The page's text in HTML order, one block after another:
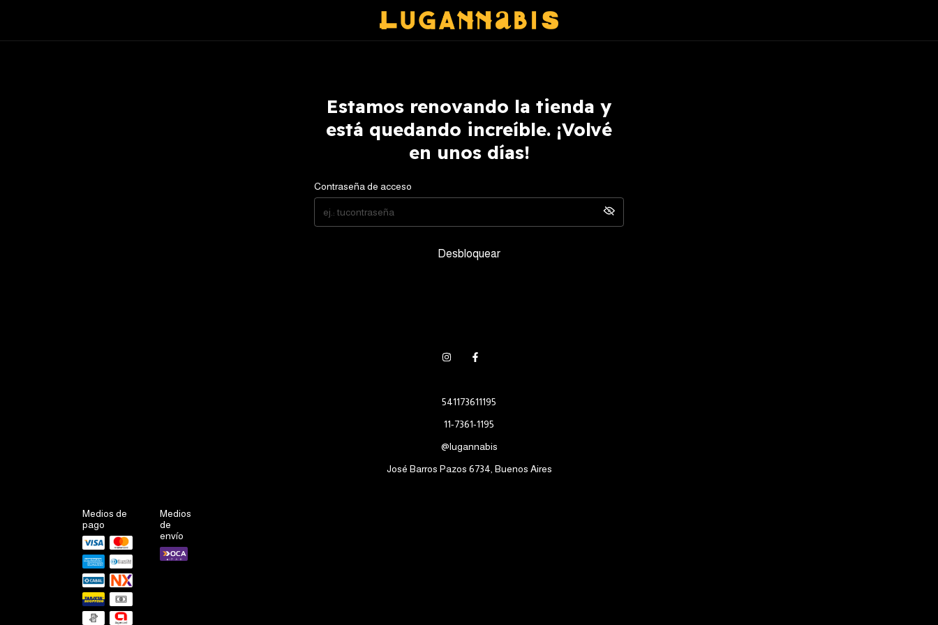
Estamos renovando la tienda y
está quedando increíble. ¡Volvé
en unos días!
Contraseña de acceso
Desbloquear
541173611195
11-7361-1195
@lugannabis
José Barros Pazos 6734, Buenos Aires
Medios de
pago
Medios
de
envío